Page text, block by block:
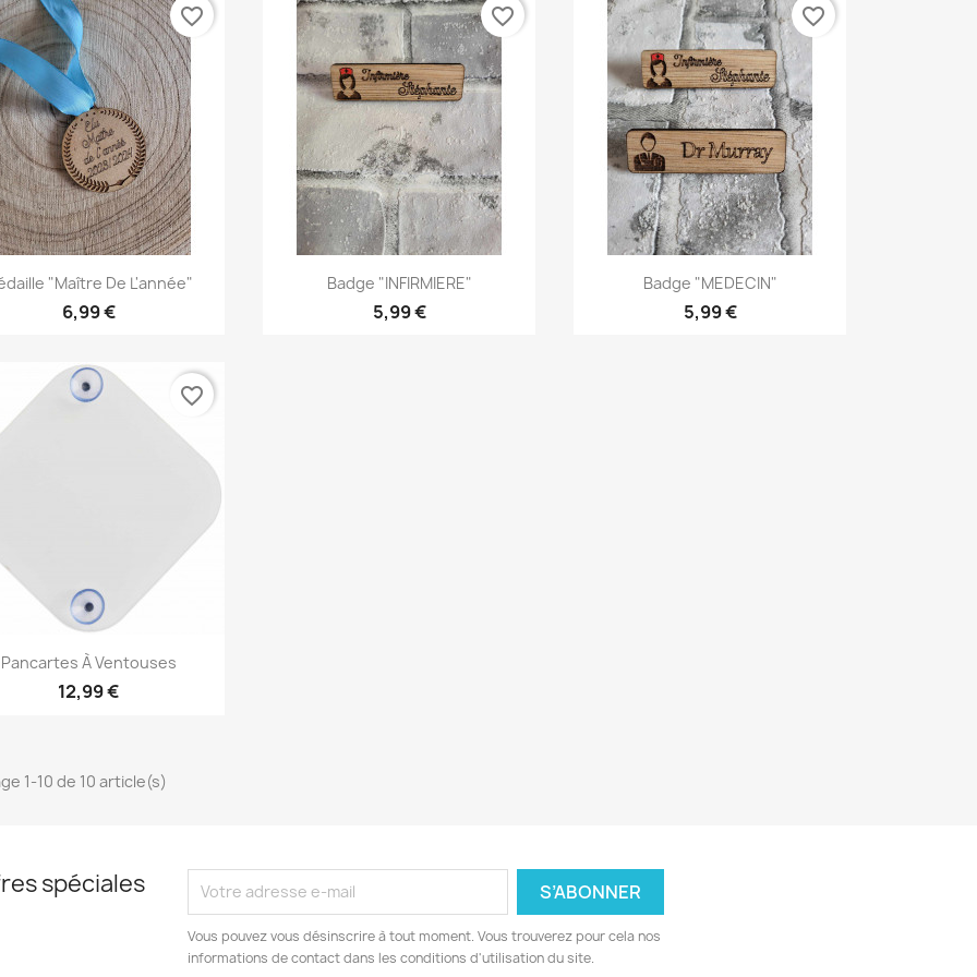
Aperçu rapide
"Maître De L'année"
6,99 €
favorite_border
Aperçu rapide
Badge "INFIRMIERE"
5,99 €
favorite_border
Aperçu rapide
Badge "MEDECIN"
5,99 €
favorite_border
Aperçu rapide
Pancartes À Ventouses
12,99 €
favorite_border
1-10 de 10 article(s)
spéciales
Vous pouvez vous désinscrire à tout moment. Vous trouverez pour cela nos
informations de contact dans les conditions d'utilisation du site.